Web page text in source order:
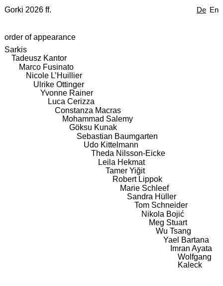
De En
Gorki 2026 ff.
order of appearance
Sarkis
Tadeusz Kantor
Marco Fusinato
Nicole L’Huillier
Ulrike Ottinger
Yvonne Rainer
Luca Cerizza
Constanza Macras
Mohammad Salemy
Göksu Kunak
Sebastian Baumgarten
Udo Kittelmann
Theda Nilsson-Eicke
Leila Hekmat
Tamer Yiğit
Robert Lippok
Marie Schleef
Sandra Hüller
Tom Schneider
Nikola Bojić
Meg Stuart
Wu Tsang
Yael Bartana
Imran Ayata
Wolfgang
Kaleck